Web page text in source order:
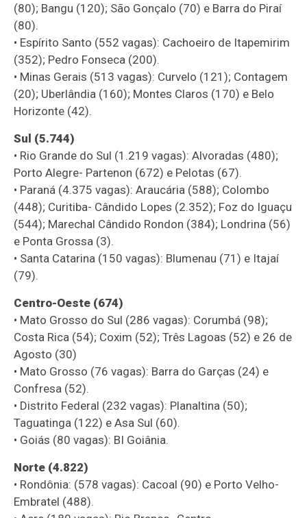
(80); Bangu (120); São Gonçalo (70) e Barra do Piraí
(80).
• Espírito Santo (552 vagas): Cachoeiro de Itapemirim
(352); Pedro Fonseca (200).
• Minas Gerais (513 vagas): Curvelo (121); Contagem
(20); Uberlândia (160); Montes Claros (170) e Belo
Horizonte (42).
Sul (5.744)
• Rio Grande do Sul (1.219 vagas): Alvoradas (480);
Porto Alegre- Partenon (672) e Pelotas (67).
• Paraná (4.375 vagas): Araucária (588); Colombo
(448); Curitiba- Cândido Lopes (2.352); Foz do Iguaçu
(544); Marechal Cândido Rondon (384); Londrina (56)
e Ponta Grossa (3).
• Santa Catarina (150 vagas): Blumenau (71) e Itajaí
(79).
Centro-Oeste (674)
• Mato Grosso do Sul (286 vagas): Corumbá (98);
Costa Rica (54); Coxim (52); Três Lagoas (52) e 26 de
Agosto (30)
• Mato Grosso (76 vagas): Barra do Garças (24) e
Confresa (52).
• Distrito Federal (232 vagas): Planaltina (50);
Taguatinga (122) e Asa Sul (60).
• Goiás (80 vagas): BI Goiânia.
Norte (4.822)
• Rondônia: (578 vagas): Cacoal (90) e Porto Velho-
Embratel (488).